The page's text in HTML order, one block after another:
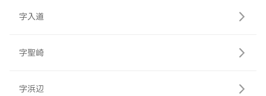
字入道
字聖崎
字浜辺